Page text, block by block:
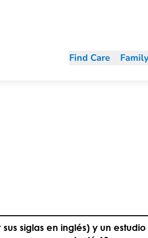
Find Care
siglas en inglés) y un